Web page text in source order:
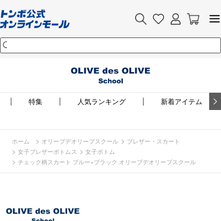
特集 人気ランキング 新着アイテム
ホーム > オリーブデオリーブスクール > ブレザー・スカート
> 女子ブレザーボトムス > 女子ボトム
> チェック柄スカート ブルー×ブラック オリーブデオリーブスクール